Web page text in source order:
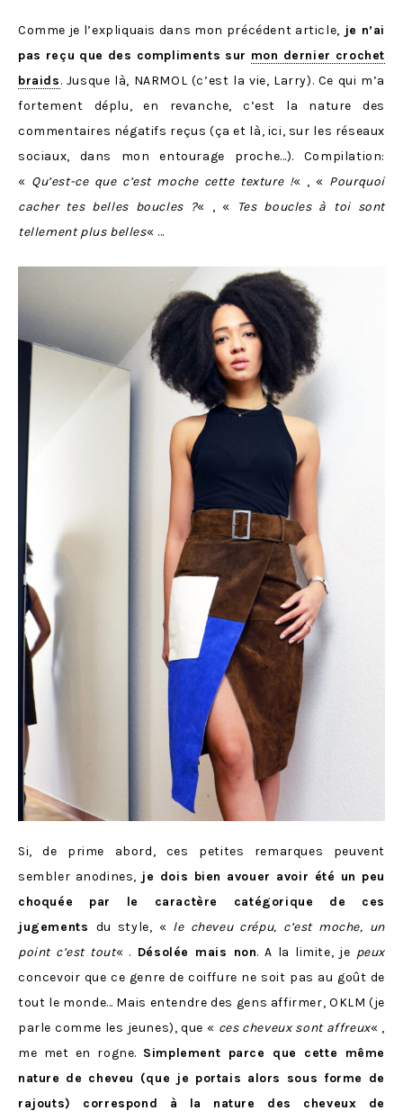
Comme je l’expliquais dans mon précédent article, je n’ai
pas reçu que des compliments sur mon dernier crochet
braids. Jusque là, NARMOL (c’est la vie, Larry). Ce qui m’a
fortement déplu, en revanche, c’est la nature des
commentaires négatifs reçus (ça et là, ici, sur les réseaux
sociaux, dans mon entourage proche…). Compilation:
« Qu’est-ce que c’est moche cette texture !« , « Pourquoi
cacher tes belles boucles ?« , «
Tes boucles à toi sont
tellement plus belles« …
Si, de prime abord, ces petites remarques peuvent
sembler anodines, je dois bien avouer avoir été un peu
choquée par le caractère catégorique de ces
jugements du style, « le cheveu crépu, c’est moche, un
point c’est tout« . Désolée mais non. A la limite, je peux
concevoir que ce genre de coiffure ne soit pas au goût de
tout le monde… Mais entendre des gens affirmer, OKLM (je
parle comme les jeunes), que « ces cheveux sont affreux« ,
me met en rogne. Simplement parce que cette même
nature de cheveu (que je portais alors sous forme de
rajouts) correspond à la nature des cheveux de